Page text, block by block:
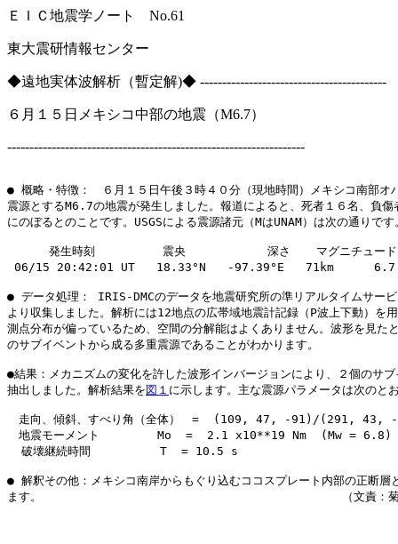
ＥＩＣ地震学ノート No.61
東大震研情報センター
◆遠地実体波解析（暫定解)◆ ------------------------------------------
６月１５日メキシコ中部の地震（M6.7）
-------------------------------------------------------------------
● 概略・特徴：　６月１５日午後３時４０分（現地時間）メキシコ南部オ
震源とするM6.7の地震が発生しました。報道によると、死者１６名、負傷
にのぼるとのことです。USGSによる震源諸元（MはUNAM）は次の通りです
発生時刻　　　  　 震央　　　　     深さ　  マグニチュード
06/15 20:42:01 UT   18.33°N   -97.39°E   71km　    6.7
● データ処理： IRIS-DMCのデータを地震研究所の準リアルタイムサ
より収集しました。解析には12地点の広帯域地震計記録（P波上下動）を
測点分布が偏っているため、空間の分解能はよくありません。波形を見た
のサブイベントから成る多重震源であることがわかります。
●結果：メカニズムの変化を許した波形インバージョンにより、２個のサ
抽出しました。解析結果を 図１ に示します。主な震源パラメータは次のと
走向、傾斜、すべり角（全体）　=  (109, 47, -91)/(291, 43,
地震モーメント　　　　　Mo  =  2.1 x10**19 Nm  (Mw = 6.8)
  破壊継続時間　　　　　　T  = 10.5 s
● 解釈その他：メキシコ南岸からもぐり込むココスプレート内部の正断層
ます。　　　　　　　　　　　　　　　　　　　　　　　　　　（文責：